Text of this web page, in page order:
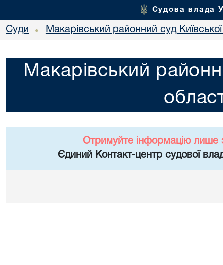
Судова влада
Суди • Макарівський районний суд Київської
Макарівський
Отримуйте інформацію лише
Єдиний Контакт-центр судової